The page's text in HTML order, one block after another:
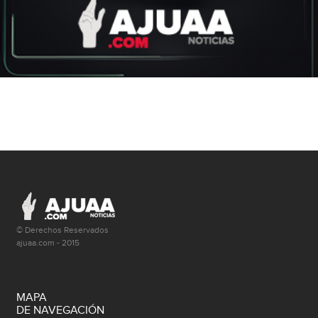
© Derechos Reservados
ajuaa.com - 2015
MAPA
DE NAVEGACIÓN